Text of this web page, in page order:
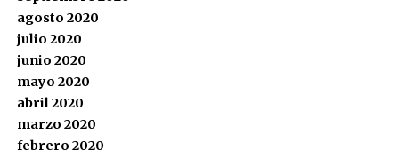
agosto 2020
julio 2020
junio 2020
mayo 2020
abril 2020
marzo 2020
febrero 2020